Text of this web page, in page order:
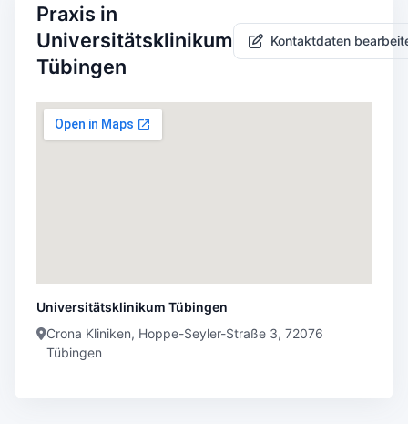
Praxis in
Universitätsklinikum
Tübingen
Kontaktdaten
Universitätsklinikum Tübingen
Crona Kliniken, Hoppe-Seyler-Straße 3, 72076
Tübingen